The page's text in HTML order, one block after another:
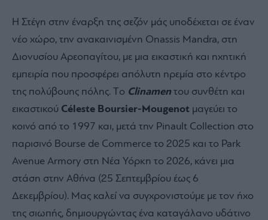
Η Στέγη στην έναρξη της σεζόν μάς υποδέχεται σε έναν
νέο χώρο, την ανακαινισμένη Onassis Mandra, στη
Διονυσίου Αρεοπαγίτου, με μια εικαστική και ηχητική
εμπειρία που προσφέρει απόλυτη ηρεμία στο κέντρο
της πολύβουης πόλης. Tο Clinamen του συνθέτη και
εικαστικού Céleste Boursier-Mougenot μαγεύει το
κοινό από το 1997 και, μετά την Pinault Collection στο
παρισινό Bourse de Commerce τo 2025 και το Park
Avenue Armory στη Νέα Υόρκη το 2026, κάνει μια
στάση στην Αθήνα (25 Σεπτεμβρίου έως 6
Δεκεμβρίου). Μας καλεί να συγχρονιστούμε με τον ήχο
της σιωπής, δημιουργώντας ένα καταγάλανο υδάτινο